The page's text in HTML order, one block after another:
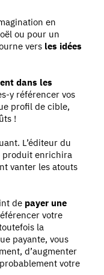
en
ou pour un
vers les idées
dans les
y référencer vos
profil de cible,
!
L’éditeur du
produit enrichira
vanter les atouts
de payer une
votre
la
payante, vous
d’augmenter
votre